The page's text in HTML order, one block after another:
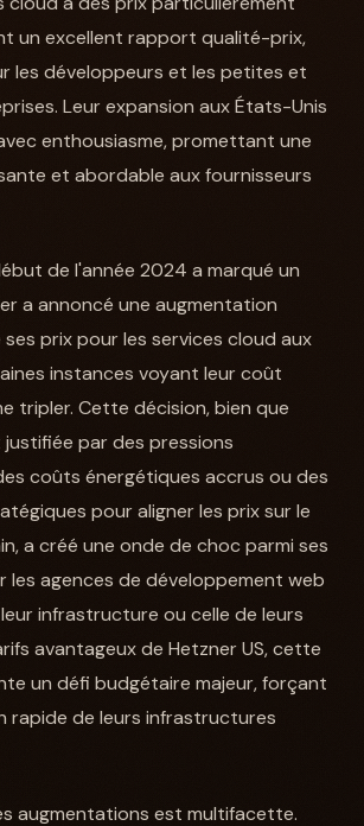
un excellent rapport qualité-prix,
les développeurs et les petites et
Leur expansion aux États-Unis
enthousiasme, promettant une
et abordable aux fournisseurs
de l'année 2024 a marqué un
a annoncé une augmentation
prix pour les services cloud aux
instances voyant leur coût
tripler. Cette décision, bien que
par des pressions
coûts énergétiques accrus ou des
pour aligner les prix sur le
a créé une onde de choc parmi ses
les agences de développement web
infrastructure ou celle de leurs
avantageux de Hetzner US, cette
un défi budgétaire majeur, forçant
rapide de leurs infrastructures
augmentations est multifacette.